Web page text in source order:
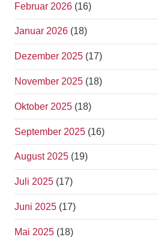
Februar 2026 (16)
Januar 2026 (18)
Dezember 2025 (17)
November 2025 (18)
Oktober 2025 (18)
September 2025 (16)
August 2025 (19)
Juli 2025 (17)
Juni 2025 (17)
Mai 2025 (18)